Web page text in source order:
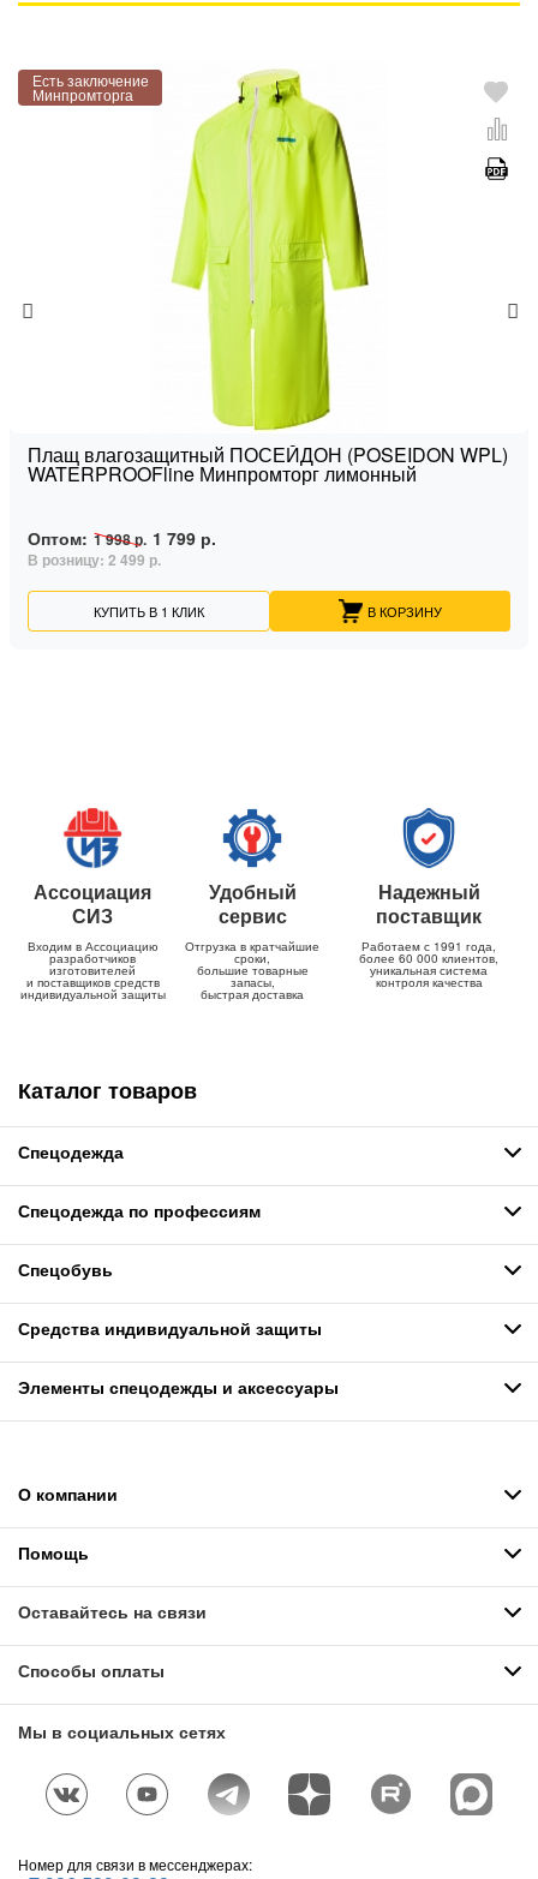
Есть заключение
Минпромторга
Плащ влагозащитный ПОСЕЙДОН (POSEIDON WPL)
WATERPROOFline Минпромторг лимонный
Оптом: 1 998 р. 1 799 р.
В розницу: 2 499 р.
КУПИТЬ В 1 КЛИК В КОРЗИНУ
Ассоциация
СИЗ
Входим в Ассоциацию
разработчиков
изготовителей
и поставщиков средств
индивидуальной защиты
Удобный
сервис
Отгрузка в кратчайшие
сроки,
большие товарные
запасы,
быстрая доставка
Надежный
поставщик
Работаем с 1991 года,
более 60 000 клиентов,
уникальная система
контроля качества
Каталог товаров
Спецодежда
Спецодежда по профессиям
Спецобувь
Средства индивидуальной защиты
Элементы спецодежды и аксессуары
О компании
Помощь
Оставайтесь на связи
Способы оплаты
Мы в социальных сетях
Номер для связи в мессенджерах: